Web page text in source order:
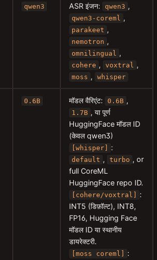
qwen3 ASR इंजन: qwen3 ,
qwen3-coreml ,
parakeet ,
nemotron ,
omnilingual ,
cohere , voxtral ,
moss , whisper
0.6B मॉडल वैरिएंट: 0.6B ,
1.7B , या पूर्ण
HuggingFace मॉडल ID
(केवल qwen3)
[whisper] :
default , turbo , or
full CoreML
HuggingFace repo ID.
[cohere/voxtral]
:
INT5 (डिफ़ॉल्ट), INT8,
FP16, Hugging Face
मॉडल ID या स्थानीय
डायरेक्टरी.
[moss coreml] :